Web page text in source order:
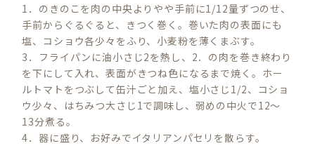
1．のきのこを肉の中央よりやや手前に1/12量ずつのせ、
手前からぐるぐると、きつく巻く。巻いた肉の表面にも
塩、コショウ各少々をふり、小麦粉を薄くまぶす。
3．フライパンに油小さじ2を熱し、2．の肉を巻き終わり
を下にして入れ、表面がきつね色になるまで焼く。ホー
ルトマトをつぶして缶汁ごと加え、塩小さじ1/2、コショ
ウ少々、はちみつ大さじ1で調味し、弱めの中火で12～
13分煮る。
4．器に盛り、お好みでイタリアンパセリを散らす。